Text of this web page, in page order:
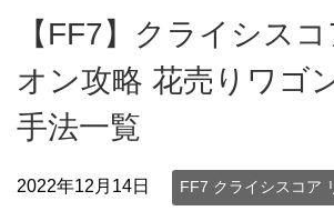
【FF7】クライシス
オン攻略 花売りワゴ
手法一覧
2022年12月14日 FF7 クライシスコア